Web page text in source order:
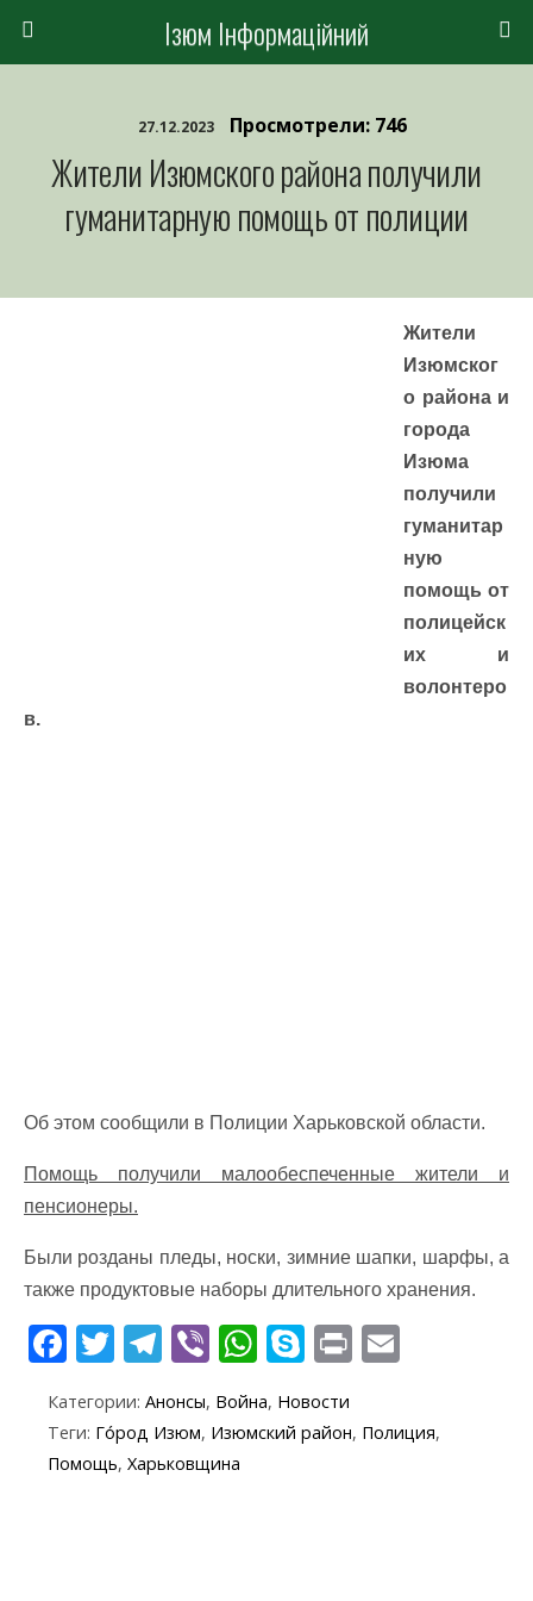
Ізюм Інформаційний
27.12.2023 Просмотрели: 746
Жители Изюмского района получили
гуманитарную помощь от полиции
Жители
Изюмског
о района и
города
Изюма
получили
гуманитар
ную
помощь от
полицейск
их и
волонтеро
в.
Об этом сообщили в Полиции Харьковской области.
Помощь получили малообеспеченные жители и
пенсионеры.
Были розданы пледы, носки, зимние шапки, шарфы, а
также продуктовые наборы длительного хранения.
F
e
b
T
itt
er
T
e
gr
Vi
er
W
at
S
y
Pr
t ai
Категории: Анонсы, Война, Новости
Теги: Го́род Изюм, Изюмский район, Полиция,
Помощь, Харьковщина